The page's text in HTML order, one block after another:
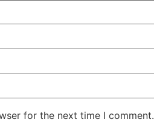
for the next time I comment.